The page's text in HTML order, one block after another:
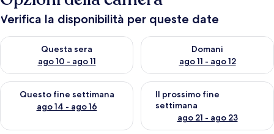
Verifica la disponibilità per queste date
Questa sera
ago 10 - ago 11
Verifica la disponibilità per questa sera, ago 10 - ago 11
Domani
ago 11 - ago 12
Verifica la disponibilità per
Questo fine settimana
ago 14 - ago 16
Verifica la disponibilità per questo fine settimana, ago 14 -
Il prossimo fine
settimana
ago 21 - ago 23
Verifica la disponibilità per il